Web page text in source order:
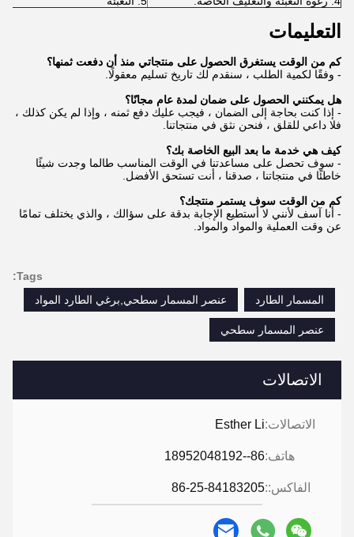
الاتصالات
الاتصالات:Esther Li
هاتف:86--18952048192
الفاكس::86-25-84183205
التعليمات
كم من الوقت يستغرق الحصول على منتجاتي منذ أن دفعت ثمنها؟
- وفقًا لكمية الطلب ، سنقدم لك تاريخ تسليم معقولًا.
هل يمكنني الحصول على ضمان لمدة عام مجانًا؟
- إذا كنت بحاجة إلى الضمان ، فيجب عليك دفع ثمنه ، وإذا لم يكن كذلك ،
فلا داعي للقلق ، فنحن نثق في منتجاتنا.
كيف هي خدمة ما بعد البيع الخاصة بك؟
- سوف تحصل على مساعدتنا في الوقت المناسب طالما وجدت شيئًا
خاطئًا في منتجاتنا ، صدقنا ، أنت تستحق الأفضل.
كم من الوقت سوف يستمر منتجك؟
- أنا آسف لأنني لا أستطيع الإجابة بدقة على سؤالك ، والذي يختلف تمامًا
عن وقت العملية والمواد والمواد.
Tags:
المسمار الطارد
عنصر المسمار سطحي,برغي الطارد المواد
عنصر المسمار سطحي